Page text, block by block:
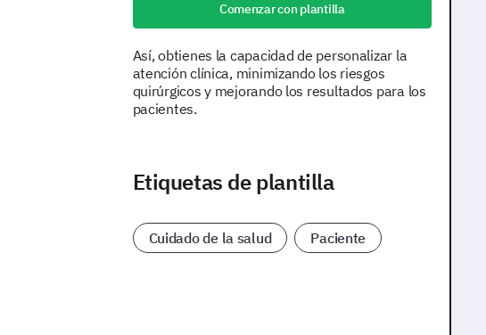
Comenzar con plantilla
Así, obtienes la capacidad de personalizar la
atención clínica, minimizando los riesgos
quirúrgicos y mejorando los resultados para los
pacientes.
Etiquetas de plantilla
Cuidado de la salud Paciente